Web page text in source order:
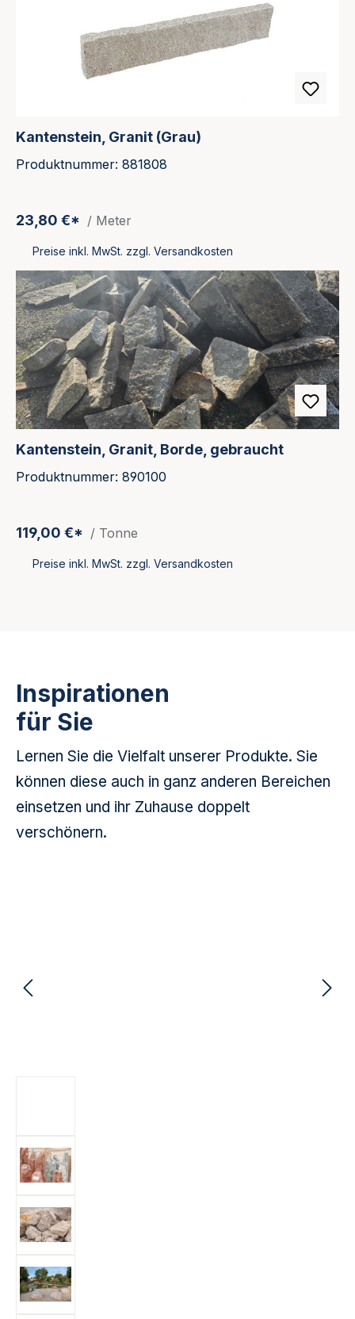
Kantenstein, Granit (Grau)
Produktnummer: 881808
23,80 €* / Meter
Preise inkl. MwSt. zzgl. Versandkosten
Kantenstein, Granit, Borde, gebraucht
Produktnummer: 890100
119,00 €* / Tonne
Preise inkl. MwSt. zzgl. Versandkosten
Inspirationen
für Sie
Lernen Sie die Vielfalt unserer Produkte. Sie
können diese auch in ganz anderen Bereichen
einsetzen und ihr Zuhause doppelt
verschönern.